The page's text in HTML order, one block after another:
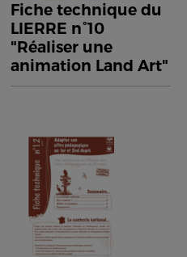
Fiche technique du
LIERRE n°10
"Réaliser une
animation Land Art"